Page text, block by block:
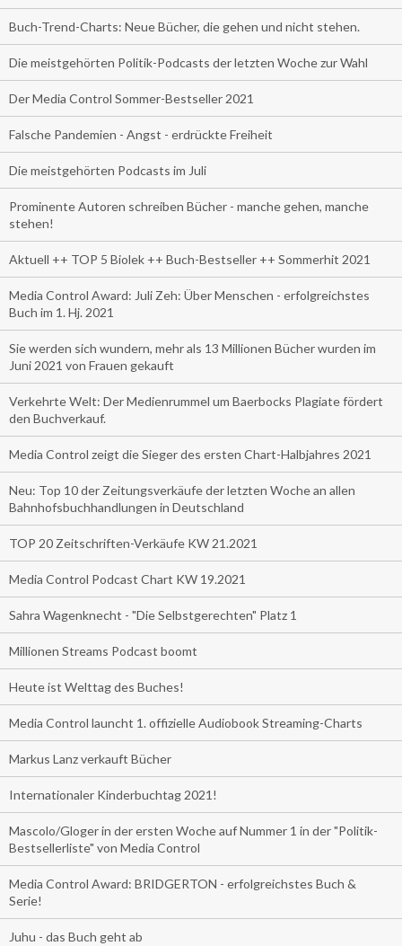
Buch-Trend-Charts: Neue Bücher, die gehen und nicht stehen.
Die meistgehörten Politik-Podcasts der letzten Woche zur Wahl
Der Media Control Sommer-Bestseller 2021
Falsche Pandemien - Angst - erdrückte Freiheit
Die meistgehörten Podcasts im Juli
Prominente Autoren schreiben Bücher - manche gehen, manche
stehen!
Aktuell ++ TOP 5 Biolek ++ Buch-Bestseller ++ Sommerhit 2021
Media Control Award: Juli Zeh: Über Menschen - erfolgreichstes
Buch im 1. Hj. 2021
Sie werden sich wundern, mehr als 13 Millionen Bücher wurden im
Juni 2021 von Frauen gekauft
Verkehrte Welt: Der Medienrummel um Baerbocks Plagiate fördert
den Buchverkauf.
Media Control zeigt die Sieger des ersten Chart-Halbjahres 2021
Neu: Top 10 der Zeitungsverkäufe der letzten Woche an allen
Bahnhofsbuchhandlungen in Deutschland
TOP 20 Zeitschriften-Verkäufe KW 21.2021
Media Control Podcast Chart KW 19.2021
Sahra Wagenknecht - "Die Selbstgerechten" Platz 1
Millionen Streams Podcast boomt
Heute ist Welttag des Buches!
Media Control launcht 1. offizielle Audiobook Streaming-Charts
Markus Lanz verkauft Bücher
Internationaler Kinderbuchtag 2021!
Mascolo/Gloger in der ersten Woche auf Nummer 1 in der "Politik-
Bestsellerliste" von Media Control
Media Control Award: BRIDGERTON - erfolgreichstes Buch &
Serie!
Juhu - das Buch geht ab